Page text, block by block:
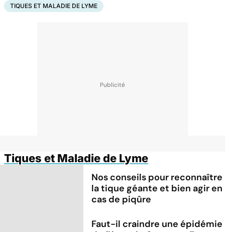
TIQUES ET MALADIE DE LYME
Tiques et Maladie de Lyme
Nos conseils pour reconnaître
la tique géante et bien agir en
cas de piqûre
Faut-il craindre une épidémie